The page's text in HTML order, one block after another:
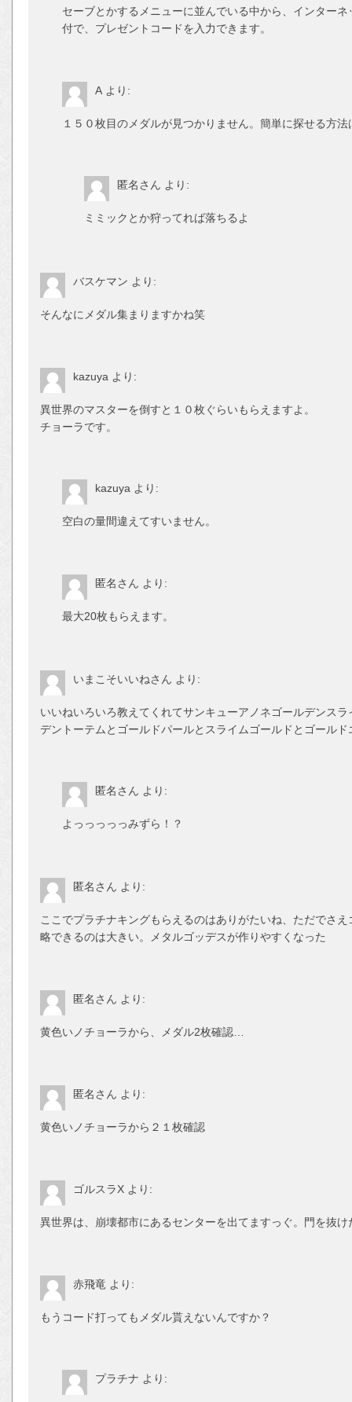
セーブとかするメニューに並んでいる中から、インター
付で、プレゼントコードを入力できます。
A より:
１５０枚目のメダルが見つかりません。簡単に探せる方
匿名さん より:
ミミックとか狩ってれば落ちるよ
バスケマン より:
そんなにメダル集まりますかね笑
kazuya より:
異世界のマスターを倒すと１０枚ぐらい
チョーラです。
kazuya より:
空白の量間違えてすいません。
匿名さん より:
最大20枚もらえます。
いまこそいいねさん より:
いいねいろいろ教えてくれてサンキューアノネゴールデンス
デントーテムとゴールドパールとスライムゴールドとゴール
匿名さん より:
よっっっっっみずら！？
匿名さん より:
ここでプラチナキングもらえるのはありがたいね、ただでさ
略できるのは大きい。メタルゴッデスが作りやすくなった
匿名さん より:
黄色いノチョーラから、メダル2枚確認…
匿名さん より:
黄色いノチョーラから２１枚確認
ゴルスラX より:
異世界は、崩壊都市にあるセンターを出てますっぐ。門を抜
赤飛竜 より:
もうコード打ってもメダル貰えないんですか？
プラチナ より: